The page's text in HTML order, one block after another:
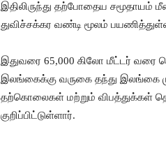
இதிலிருந்து தற்போதைய சமூதாயம்
துவிச்சக்கர வண்டி மூலம்
இதுவரை 65,000 கிலோ மீட்டர் வரை
இலங்கைக்கு வருகை தந்து இலங்கை
தற்கொலைகள் மற்றும் விபத்துக்கள்
குறிப்பிட்டுள்ளார்.